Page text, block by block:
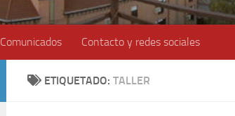
Comunicados Contacto y redes sociales
ETIQUETADO: TALLER